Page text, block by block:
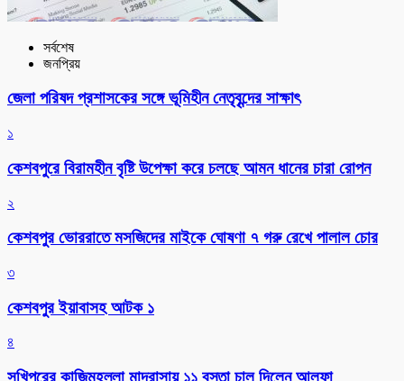
সর্বশেষ
জনপ্রিয়
জেলা পরিষদ প্রশাসকের সঙ্গে ভূমিহীন নেতৃবৃন্দের সাক্ষাৎ
১
কেশবপুরে বিরামহীন বৃষ্টি উপেক্ষা করে চলছে আমন ধানের চারা রোপন
২
কেশবপুর ভোররাতে মসজিদের মাইকে ঘোষণা ৭ গরু রেখে পালাল চোর
৩
কেশবপুর ইয়াবাসহ আটক ১
৪
সখিপুরের কাজিমহল্লা মাদ্রাসায় ১১ বস্তা চাল দিলেন আলফা